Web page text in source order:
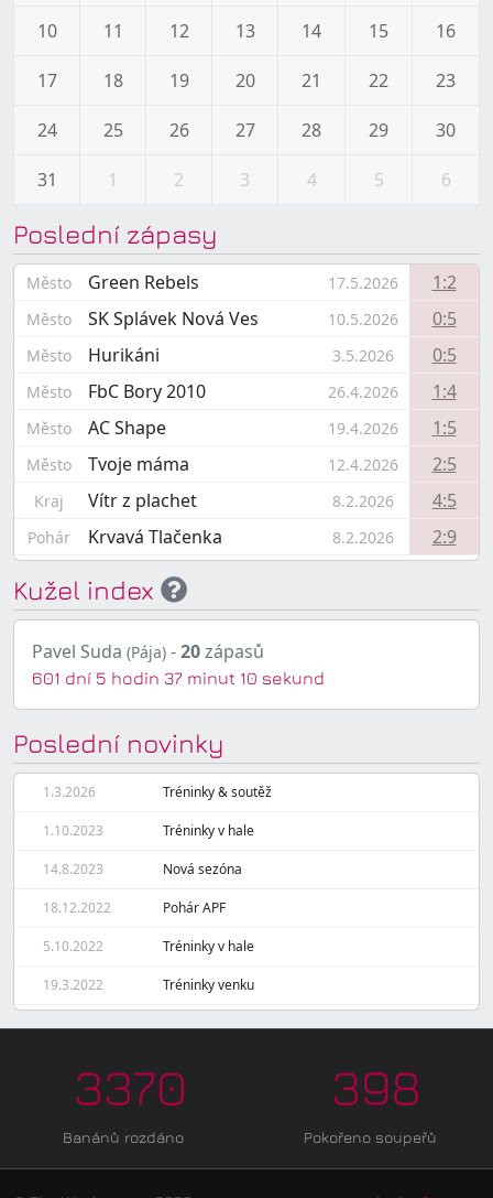
10 11 12 13 14 15 16
17 18 19 20 21 22 23
24 25 26 27 28 29 30
31 1 2 3 4 5 6
Poslední zápasy
Město Green Rebels 17.5.2026 1:2
Město SK Splávek Nová Ves 10.5.2026 0:5
Město Hurikáni 3.5.2026 0:5
Město FbC Bory 2010 26.4.2026 1:4
Město AC Shape 19.4.2026 1:5
Město Tvoje máma 12.4.2026 2:5
Kraj Vítr z plachet 8.2.2026 4:5
Pohár Krvavá Tlačenka 8.2.2026 2:9
Kužel index
Pavel Suda (Pája) -20zápasů
601 dní 5 hodin 37 minut 10 sekund
Poslední novinky
1.3.2026 Tréninky & soutěž
1.10.2023 Tréninky v hale
14.8.2023 Nová sezóna
18.12.2022 Pohár APF
5.10.2022 Tréninky v hale
19.3.2022 Tréninky venku
3370
Banánů rozdáno
398
Pokořeno soupeřů